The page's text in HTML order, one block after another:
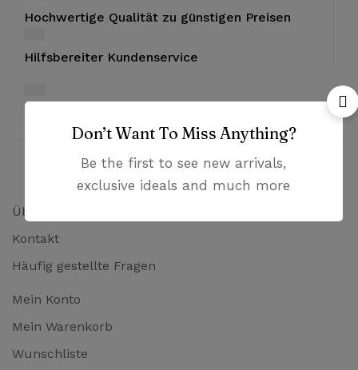
Hochwertige Qualität zu günstigen Preisen
Hilfsbereiter Kundenservice
Über uns
Kontakt
Häufig gestellte Fragen
Mein Konto
Mein Warenkorb
Wunschliste
Don’t Want To Miss Anything?
Be the first to see new arrivals,
exclusive ideals and much more